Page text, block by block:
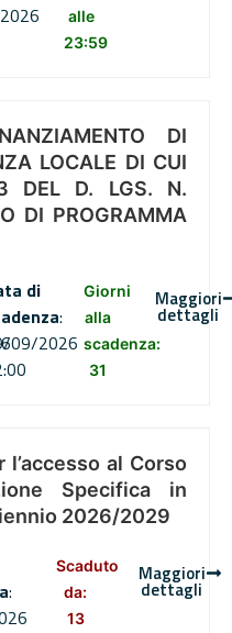
alle
23:59
DI
LOCALE DI CUI
DEL D. LGS. N.
DI PROGRAMMA
di
:
09/2026
Giorni
alla
scadenza:
31
Maggiori
dettagli
al Corso
Specifica in
2026/2029
:
Scaduto
da:
13
Maggiori
dettagli